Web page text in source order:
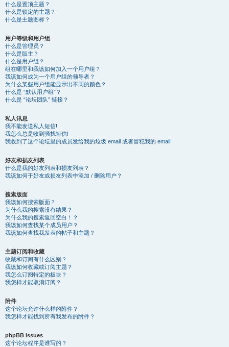
什么是置顶主题？
什么是锁定的主题？
什么是主题图标？
用户等级和用户组
什么是管理员？
什么是版主？
什么是用户组？
组在哪里和我该如何加入一个用户组？
我该如何成为一个用户组的领导者？
为什么某些用户组能显示出不同的颜色？
什么是 “默认用户组”？
什么是 “论坛团队” 链接？
私人讯息
我不能发送私人短信!
我怎么总是收到骚扰短信!
我收到了这个论坛里的成员发给我的垃圾 email 或者冒犯我的 email!
好友和损友列表
什么是我的好友列表和损友列表？
我该如何于好友或损友列表中添加 / 删除用户？
搜索版面
我该如何搜索版面？
为什么我的搜索没有结果？
为什么我的搜索返回空白！？
我该如何查找某个成员用户？
我该如何查找我发表的帖子和主题？
主题订阅和收藏
收藏和订阅有什么区别？
我该如何收藏或订阅主题？
我怎么订阅特定的板块？
我怎样才能取消订阅？
附件
这个论坛允许什么样的附件？
我怎样才能找到所有我发布的附件？
phpBB Issues
这个论坛程序是谁写的？